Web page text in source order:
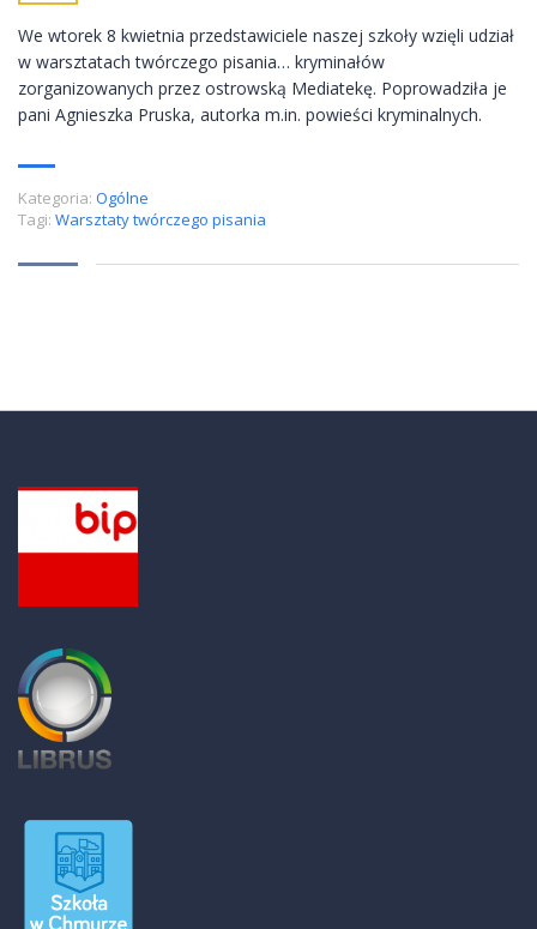
We wtorek 8 kwietnia przedstawiciele naszej szkoły wzięli udział
w warsztatach twórczego pisania… kryminałów
zorganizowanych przez ostrowską Mediatekę. Poprowadziła je
pani Agnieszka Pruska, autorka m.in. powieści kryminalnych.
Kategoria: Ogólne
Tagi: Warsztaty twórczego pisania